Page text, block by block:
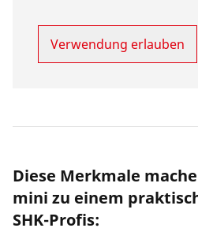
Verwendung erlauben
Diese Merkmale
mini zu einem
SHK-Profis: